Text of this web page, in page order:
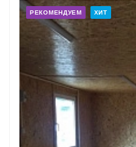
РЕКОМЕНДУЕМ ХИТ